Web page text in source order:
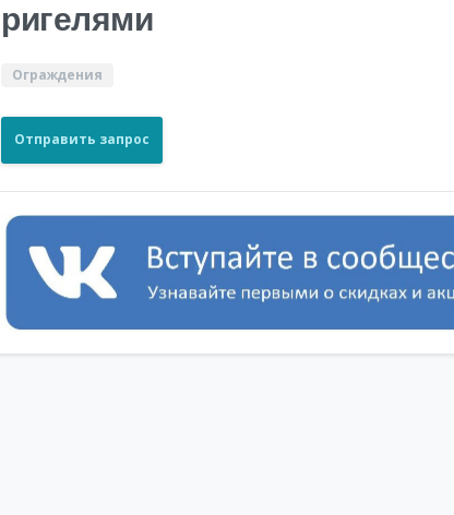
ригелями
Ограждения
Отправить запрос